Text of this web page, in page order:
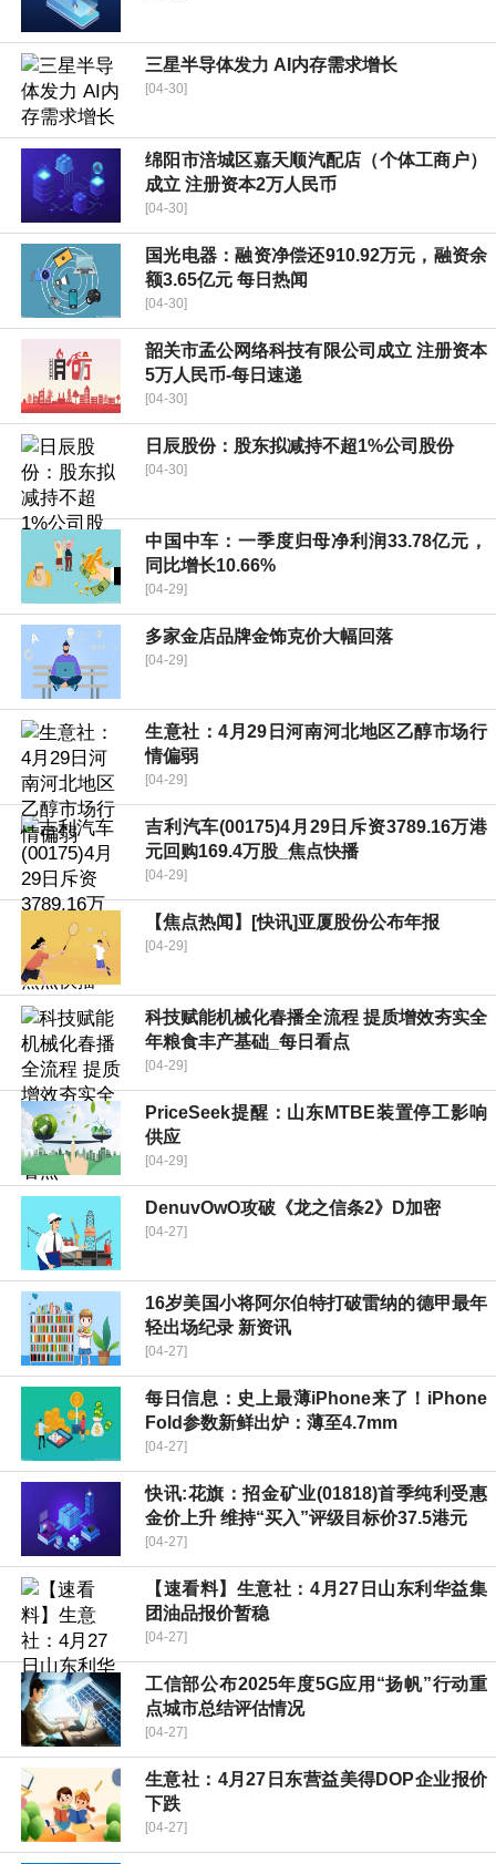
三星半导体发力 AI内存需求增长
[04-30]
绵阳市涪城区嘉天顺汽配店（个体工商户）
成立 注册资本2万人民币
[04-30]
国光电器：融资净偿还910.92万元，融资余
额3.65亿元 每日热闻
[04-30]
韶关市孟公网络科技有限公司成立 注册资本
5万人民币-每日速递
[04-30]
日辰股份：股东拟减持不超1%公司股份
[04-30]
中国中车：一季度归母净利润33.78亿元，
同比增长10.66%
[04-29]
多家金店品牌金饰克价大幅回落
[04-29]
生意社：4月29日河南河北地区乙醇市场行
情偏弱
[04-29]
吉利汽车(00175)4月29日斥资3789.16万港
元回购169.4万股_焦点快播
[04-29]
【焦点热闻】[快讯]亚厦股份公布年报
[04-29]
科技赋能机械化春播全流程 提质增效夯实全
年粮食丰产基础_每日看点
[04-29]
PriceSeek提醒：山东MTBE装置停工影响
供应
[04-29]
DenuvOwO攻破《龙之信条2》D加密
[04-27]
16岁美国小将阿尔伯特打破雷纳的德甲最年
轻出场纪录 新资讯
[04-27]
每日信息：史上最薄iPhone来了！iPhone
Fold参数新鲜出炉：薄至4.7mm
[04-27]
快讯:花旗：招金矿业(01818)首季纯利受惠
金价上升 维持“买入”评级目标价37.5港元
[04-27]
【速看料】生意社：4月27日山东利华益集
团油品报价暂稳
[04-27]
工信部公布2025年度5G应用“扬帆”行动重
点城市总结评估情况
[04-27]
生意社：4月27日东营益美得DOP企业报价
下跌
[04-27]